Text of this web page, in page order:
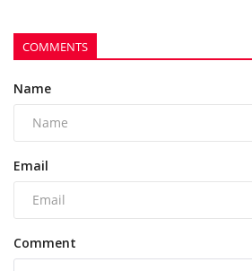
COMMENTS
Name
Email
Comment